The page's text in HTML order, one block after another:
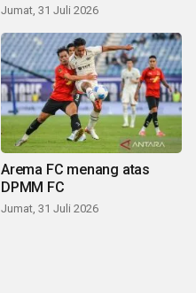
Jumat, 31 Juli 2026
Arema FC menang atas
DPMM FC
Jumat, 31 Juli 2026